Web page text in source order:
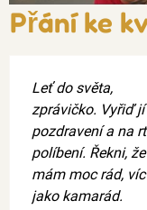
Přání ke
Leť do světa,
zprávičko. Vyřiď jí
pozdravení a na
políbení. Řekni,
mám moc rád,
jako kamarád.